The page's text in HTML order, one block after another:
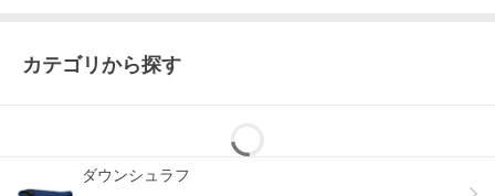
カテゴリから探す
ダウンシュラフ